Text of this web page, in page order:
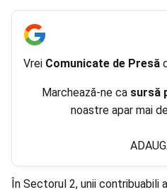
Vrei Comunicate de Presă
Marchează-ne ca sursă
noastre apar mai
În Sectorul 2, unii contribuabili